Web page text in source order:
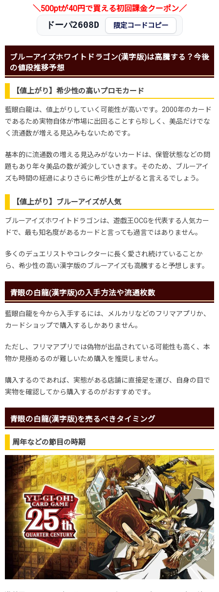
＼500ptが40円で買える初回課金クーポン／
ドーパ2608D 限定コードコピー
ブルーアイズホワイトドラゴン(漢字版)は高騰する？今後
の値段推移予想
【値上がり】希少性の高いプロモカード
藍眼白龍は、値上がりしていく可能性が高いです。2000年のカード
であるため実物自体が市場に出回ることすら珍しく、美品だけでな
く流通数が増える見込みもないためです。
基本的に流通数の増える見込みがないカードは、保管状態などの問
題もあり年々美品の数が減少していきます。そのため、ブルーアイ
ズも時間の経過によりさらに希少性が上がると言えるでしょう。
【値上がり】ブルーアイズが人気
ブルーアイズホワイトドラゴンは、遊戯王OCGを代表する人気カー
ドで、最も知名度があるカードと言っても過言ではありません。
多くのデュエリストやコレクターに長く愛され続けていることか
ら、希少性の高い漢字版のブルーアイズも高騰すると予想します。
青眼の白龍(漢字版)の入手方法や流通枚数
藍眼白龍を今から入手するには、メルカリなどのフリマアプリか、
カードショップで購入するしかありません。
ただし、フリマアプリでは偽物が出品されている可能性も高く、本
物か見極めるのが難しいため購入を推奨しません。
購入するのであれば、実態がある店舗に直接足を運び、自身の目で
実物を確認してから購入するのがおすすめです。
青眼の白龍(漢字版)を売るべきタイミング
周年などの節目の時期